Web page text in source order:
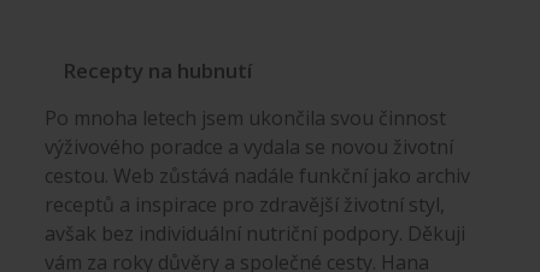
Recepty na hubnutí
Po mnoha letech jsem ukončila svou činnost
výživového poradce a vydala se novou životní
cestou. Web zůstává nadále funkční jako archiv
receptů a inspirace pro zdravější životní styl,
avšak bez individuální nutriční podpory. Děkuji
vám za roky důvěry a společné cesty. Hana